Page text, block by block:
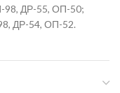
98, ДР-55, ОП-50;
ДР-54, ОП-52.